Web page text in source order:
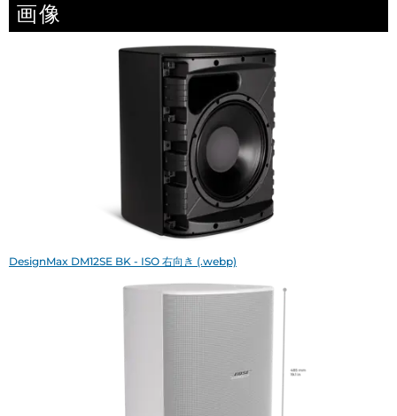
画像
DesignMax DM12SE BK - ISO 右向き (.webp)